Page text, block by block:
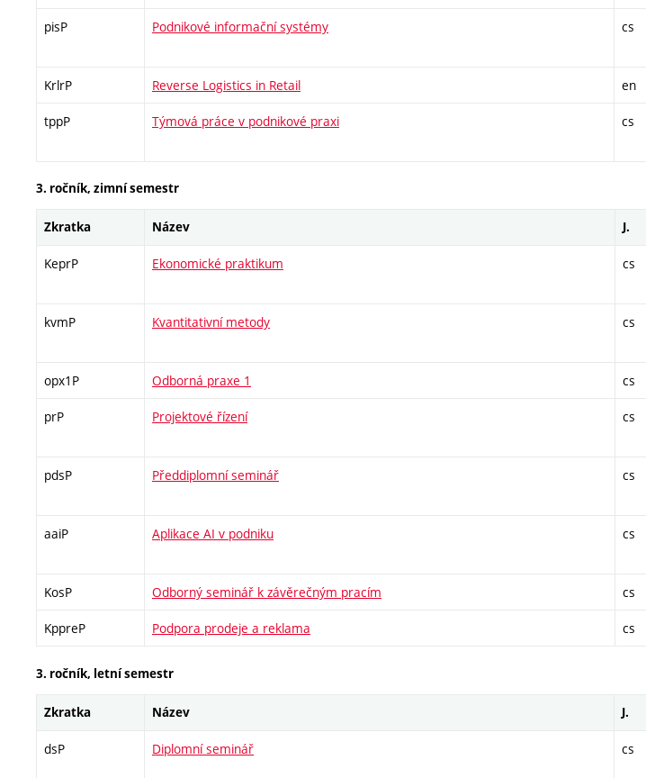
pisP Podnikové informační systémy cs
KrlrP Reverse Logistics in Retail en
tppP Týmová práce v podnikové praxi cs
3. ročník, zimní semestr
Zkratka Název J.
KeprP Ekonomické praktikum cs
kvmP Kvantitativní metody cs
opx1P Odborná praxe 1 cs
prP Projektové řízení cs
pdsP Předdiplomní seminář cs
aaiP Aplikace AI v podniku cs
KosP Odborný seminář k závěrečným pracím cs
KppreP Podpora prodeje a reklama cs
3. ročník, letní semestr
Zkratka Název J.
dsP Diplomní seminář cs